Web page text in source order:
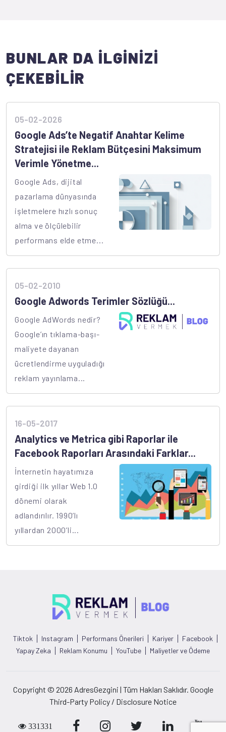
BUNLAR DA İLGİNİZİ
ÇEKEBİLİR
05-02-2026
Google Ads’te Negatif Anahtar Kelime
Stratejisi ile Reklam Bütçesini Maksimum
Verimle Yönetme...
Google Ads, dijital
pazarlama dünyasında
işletmelere hızlı sonuç
alma ve ölçülebilir
performans elde etme...
05-02-2010
Google Adwords Terimler Sözlüğü...
Google AdWords nedir?
Google’ın tıklama-başı-
maliyete dayanan
ücretlendirme uyguladığı
reklam yayınlama...
16-05-2017
Analytics ve Metrica gibi Raporlar ile
Facebook Raporları Arasındaki Farklar...
İnternetin hayatımıza
girdiği ilk yıllar Web 1.0
dönemi olarak
adlandırılır. 1990’lı
yıllardan 2000’li...
Tiktok Instagram Performans Önerileri Kariyer
Facebook
Yapay Zeka
Reklam Konumu YouTube Maliyetler ve Ödeme
Copyright © 2026 AdresGezgini | Tüm Hakları Saklıdır. Google
Third-Party Policy / Disclosure Notice
331331